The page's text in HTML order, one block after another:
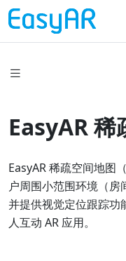
EasyAR 稀
EasyAR 稀疏空间地图
户周围小范围环境（
并提供视觉定位跟踪功
人互动 AR 应用。